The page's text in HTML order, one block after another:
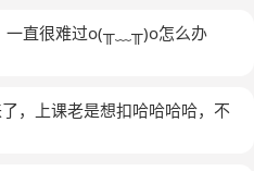
语，我就是说了两个字不会而
一直很难过o(╥﹏╥)o怎么办
，上课老是想扣哈哈哈哈，不